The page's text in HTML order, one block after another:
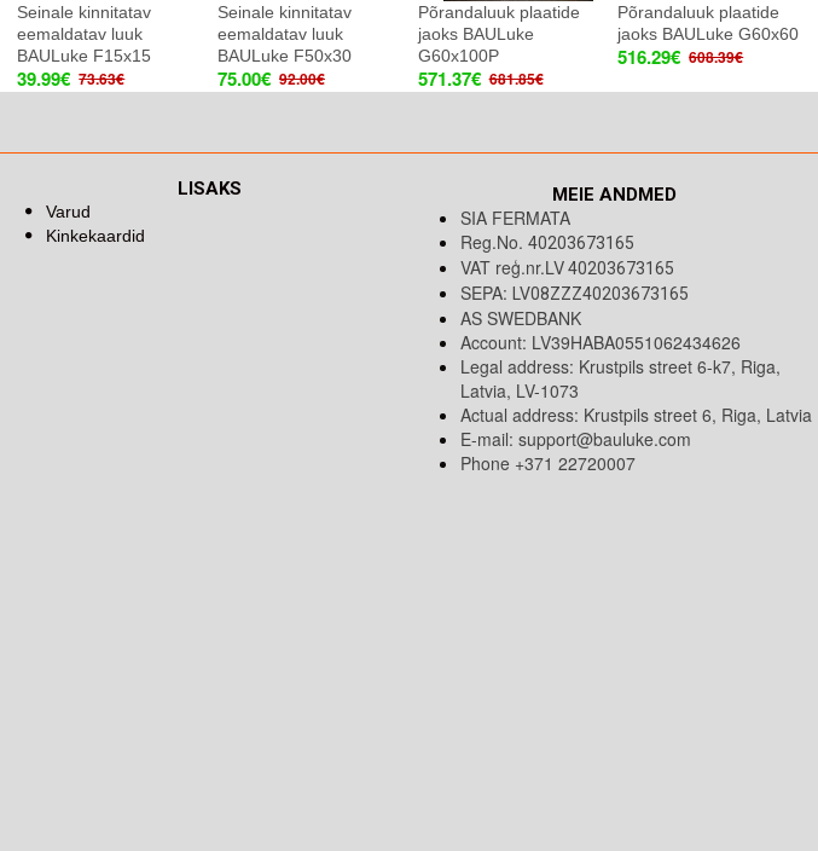
Seinale kinnitatav
eemaldatav luuk
BAULuke F15x15
39.99€ 73.63€
Seinale kinnitatav
eemaldatav luuk
BAULuke F50x30
75.00€ 92.00€
Põrandaluuk plaatide
jaoks BAULuke
G60x100P
571.37€ 681.85€
Põrandaluuk plaatide
jaoks BAULuke G60x60
516.29€ 608.39€
LISAKS
Varud
Kinkekaardid
MEIE ANDMED
SIA FERMATA
Reg.No. 40203673165
VAT reģ.nr.LV40203673165
SEPA: LV08ZZZ40203673165
AS SWEDBANK
Account: LV39HABA0551062434626
Legal address: Krustpils street 6-k7, Riga,
Latvia, LV-1073
Actual address: Krustpils street 6, Riga, Latvia
E-mail: support@bauluke.com
Phone +371 22720007